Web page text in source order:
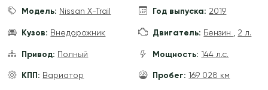
Модель: Nissan X-Trail Год выпуска: 2019
Кузов: Внедорожник Двигатель: Бензин 2 л.
Привод: Полный Мощность: 144 л.с.
КПП: Вариатор Пробег: 169 028 км